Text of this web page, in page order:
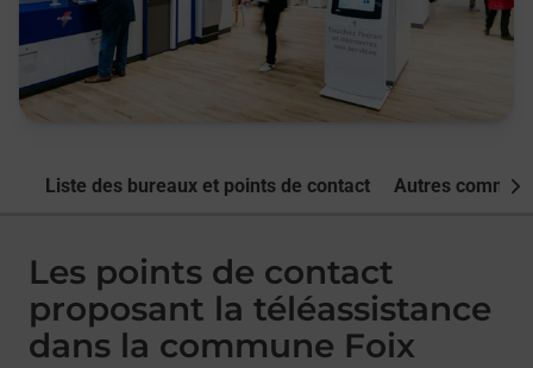
Liste des bureaux et points de contact Autres
Les points de contact
proposant la téléassistance
dans la commune Foix